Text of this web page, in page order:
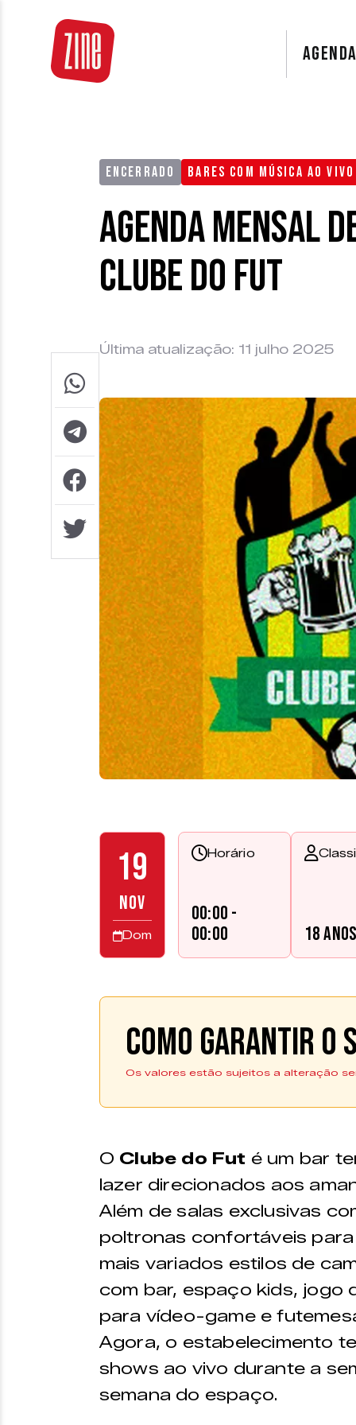
ENCERRADO BARES COM MÚSICA AO VIVO
Agenda Mensal
Clube do Fut
Última atualização: 11 julho 2025
19
NOV
Dom
Horário
00:00 -
00:00
18
Como garantir o
Os valores estão sujeitos a alteração
O Clube do Fut é um bar
lazer direcionados aos
Além de salas exclusivas
poltronas confortáveis
mais variados estilos de
com bar, espaço kids, jogo
para vídeo-game e
Agora, o estabelecimento
shows ao vivo durante a
semana do espaço.